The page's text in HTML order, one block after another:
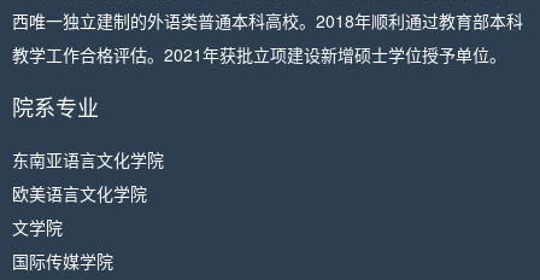
西唯一独立建制的外语类普通本科高校。2018年顺利通过教育部本科
教学工作合格评估。2021年获批立项建设新增硕士学位授予单位。
院系专业
东南亚语言文化学院
欧美语言文化学院
文学院
国际传媒学院